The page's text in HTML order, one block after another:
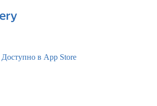
Доступно в App Store